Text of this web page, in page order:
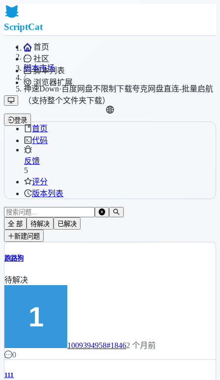
ScriptCat
首页
社区
脚本列表
浏览器扩展
登录
/
脚本市场
/
神速Down·百度网盘不限制下载夸克网盘直连-批量启航
（支持整个文件夹下载）
首页
代码
反馈
5
评分
版本列表
全 部 待解决
已解决
新建问题
跑路狗
待解决
1009394958#18462 个月前
0
111